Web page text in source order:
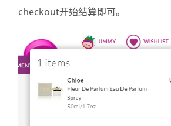
checkout开始结算即可。